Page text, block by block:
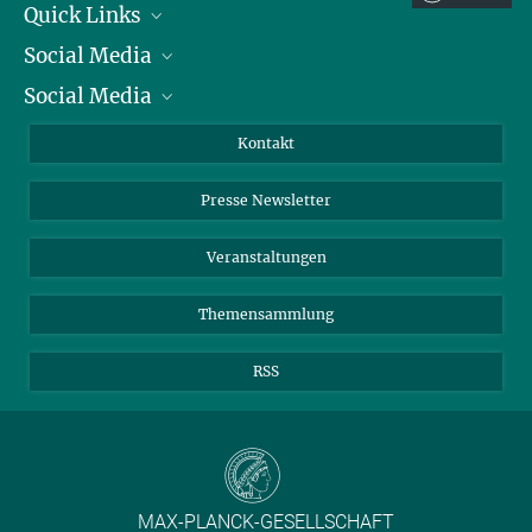
Dr. Norbert Junkes
Presse- und Öffentlichkeitsarbeit
njunkes@...
(HAWC+)
Quick Links
Präsident
Zahlen und Fakten
Meldestelle Fehlverhalten
Social Media
Bluesky
Social Media
YouTube
Kontakt
Presse Newsletter
Veranstaltungen
Themensammlung
RSS
MAX-PLANCK-GESELLSCHAFT